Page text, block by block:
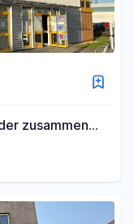
zusammen
All-Inkl.-